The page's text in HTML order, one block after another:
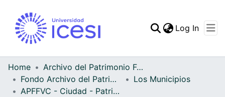
Statistics
Log In
Home
Archivo del Patrimonio Fotográfico y Fílmico del Valle del Cauca
Fondo Archivo del Patrimonio Fotográfico y Fílmico del Valle del Cauca
Los Municipios
APFFVC - Ciudad - Patrimonial